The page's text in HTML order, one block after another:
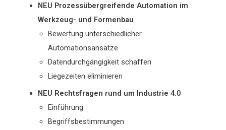
NEU Prozessübergreifende Automation im
Werkzeug- und Formenbau
Bewertung unterschiedlicher
Automationsansätze
Datendurchgängigkeit schaffen
Liegezeiten eliminieren
NEU Rechtsfragen rund um Industrie 4.0
Einführung
Begriffsbestimmungen